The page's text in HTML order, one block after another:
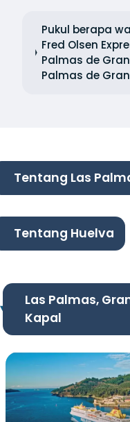
Pukul berapa
Fred Olsen
Palmas de
Palmas de
Tentang Las
Tentang Huelva
Las Palmas,
Kapal